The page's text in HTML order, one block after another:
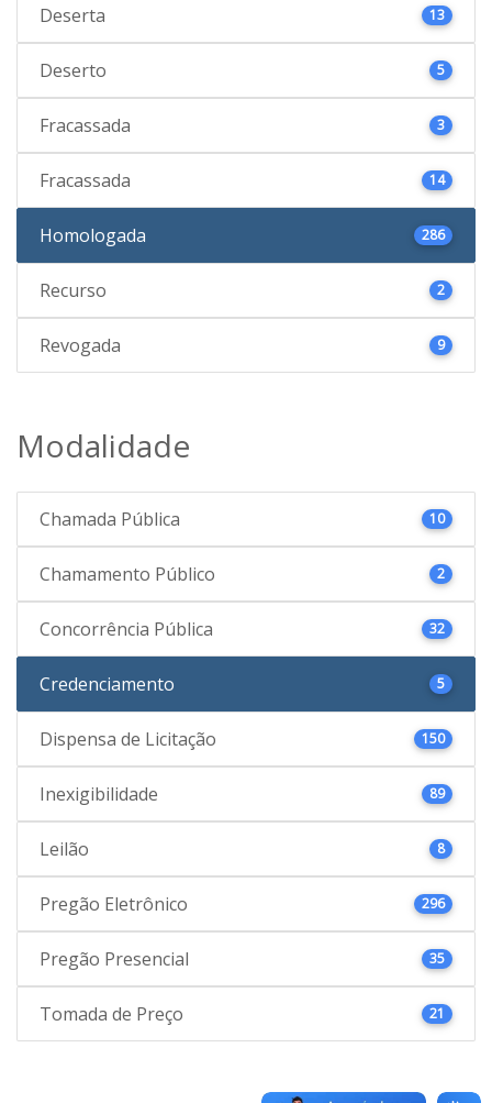
Deserta 13
Deserto 5
Fracassada 3
Fracassada 14
Homologada 286
Recurso 2
Revogada 9
Modalidade
Chamada Pública 10
Chamamento Público 2
Concorrência Pública 32
Credenciamento 5
Dispensa de Licitação 150
Inexigibilidade 89
Leilão 8
Pregão Eletrônico 296
Pregão Presencial 35
Tomada de Preço 21